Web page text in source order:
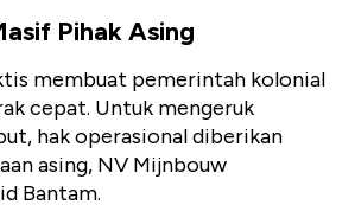
Pihak Asing
membuat pemerintah kolonial
cepat. Untuk mengeruk
hak operasional diberikan
asing, NV Mijnbouw
Bantam.